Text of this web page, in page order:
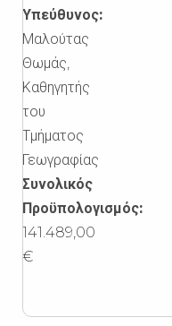
Υπεύθυνος:
Μαλούτας
Θωμάς,
Καθηγητής
του
Τμήματος
Γεωγραφίας
Συνολικός
Προϋπολογισμός:
141.489,00
€